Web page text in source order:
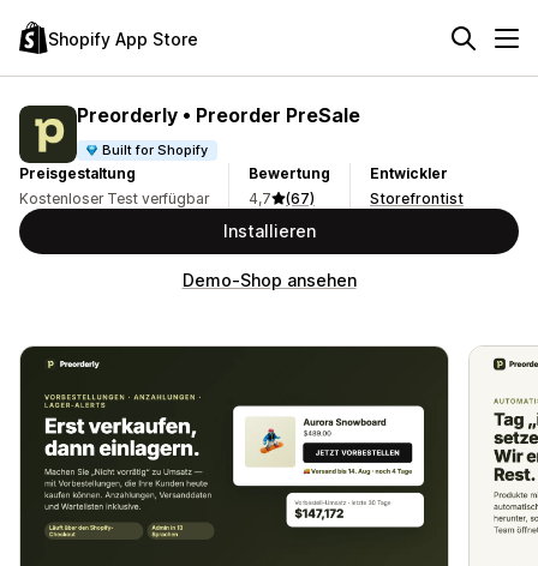
Shopify App Store
Preorderly • Preorder PreSale
Built for Shopify
Preisgestaltung
Kostenloser Test verfügbar
Bewertung
4,7
(67)
Entwickler
Storefrontist
Installieren
Demo-Shop ansehen